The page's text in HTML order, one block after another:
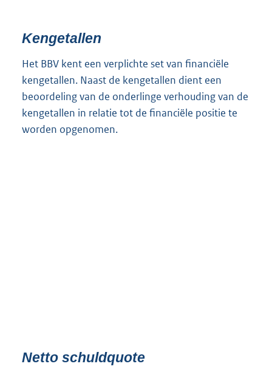
Kengetallen
Het BBV kent een verplichte set van financiële
kengetallen. Naast de kengetallen dient een
beoordeling van de onderlinge verhouding van de
kengetallen in relatie tot de financiële positie te
worden opgenomen.
Netto schuldquote